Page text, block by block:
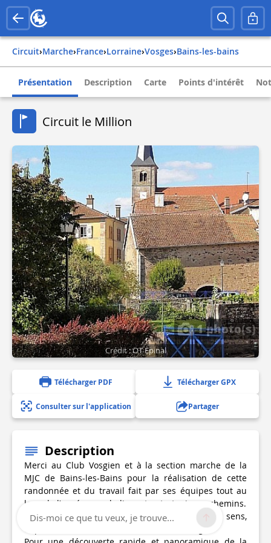
Circuit› Marche› france› lorraine› vosges› bains-les-bains
Présentation Description Carte Points d'intérêt
Circuit le Million
1 photo(s)
Crédit : OT Epinal
Télécharger PDF Télécharger GPX
Consulter sur l'application Partager
Description
Merci au Club Vosgien et à la section marche de la
MJC de Bains-les-Bains pour la réalisation de cette
randonnée et du travail fait par ses équipes tout au
long de l’année pour baliser et entretenir ces chemins.
Circuit balisé par un anneau jaune en double sens,
depuis l'Office de tourisme en Centre-bourg.
Dis-moi ce que tu veux, je trouve...